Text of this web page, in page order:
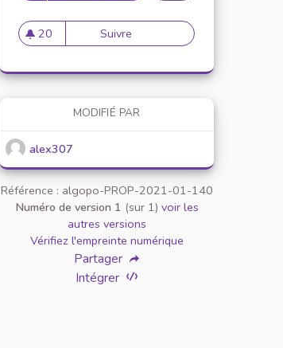
20
20 abonnés
Suivre Mise en place de référents
MODIFIÉ PAR
alex307
Référence : algopo-PROP-2021-01-140
Numéro de version 1 (sur 1) voir les
autres versions
Vérifiez l'empreinte numérique
Partager
Intégrer